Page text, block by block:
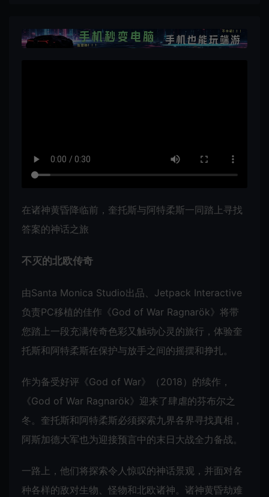
在诸神黄昏降临前，奎托斯与阿特柔斯一同踏上寻找
答案的神话之旅
不灭的北欧传奇
由Santa Monica Studio出品、Jetpack Interactive
负责PC移植的佳作《God of War Ragnarök》将带
您踏上一段充满传奇色彩又触动心灵的旅行，体验奎
托斯和阿特柔斯在保护与放手之间的摇摆和挣扎。
作为备受好评《God of War》（2018）的续作，
《God of War Ragnarök》迎来了肆虐的芬布尔之
冬。奎托斯和阿特柔斯必须探索九界各界寻找真相，
阿斯加德大军也为迎接预言中的末日大战全力备战。
一路上，他们将探索令人惊叹的神话景观，并面对各
种各样的敌对生物、怪物和北欧诸神。诸神黄昏劫难